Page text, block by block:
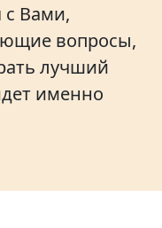
Вами,
вопросы,
лучший
именно